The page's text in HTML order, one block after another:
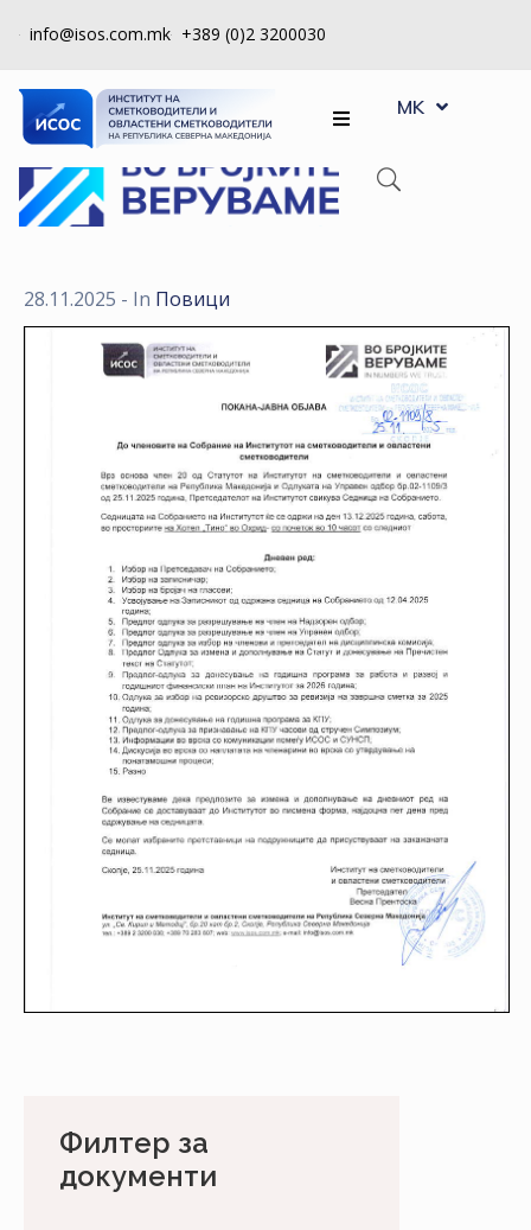
info@isos.com.mk +389 (0)2 3200030
ЗА
НАС
РЕГИСТРИ
КОНТРОЛА
НА
КВАЛИТЕТ
АЖУРИРАЈ
MK
SQ
Филтер за
документи
28.11.2025 - In Повици